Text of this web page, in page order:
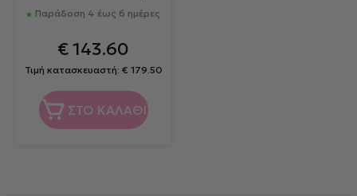
Παράδοση 4 έως 6 ημέρες
€143.60
Τιμή κατασκευαστή: € 179.50
ΣΤΟ ΚΑΛΑΘΙ